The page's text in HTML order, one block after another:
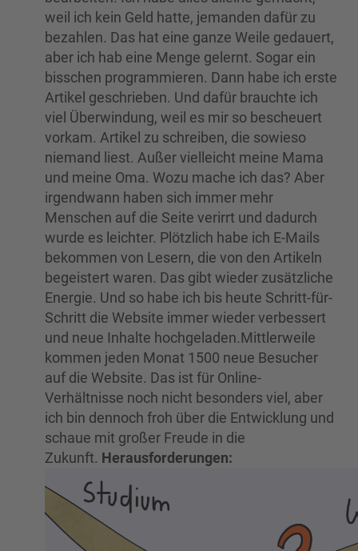
weil ich kein Geld hatte, jemanden dafür zu
bezahlen. Das hat eine ganze Weile gedauert,
aber ich hab eine Menge gelernt. Sogar ein
bisschen programmieren. Dann habe ich erste
Artikel geschrieben. Und dafür brauchte ich
viel Überwindung, weil es mir so bescheuert
vorkam. Artikel zu schreiben, die sowieso
niemand liest. Außer vielleicht meine Mama
und meine Oma. Wozu mache ich das? Aber
irgendwann haben sich immer mehr
Menschen auf die Seite verirrt und dadurch
wurde es leichter. Plötzlich habe ich E-Mails
bekommen von Lesern, die von den Artikeln
begeistert waren. Das gibt wieder zusätzliche
Energie. Und so habe ich bis heute Schritt-für-
Schritt die Website immer wieder verbessert
und neue Inhalte hochgeladen.Mittlerweile
kommen jeden Monat 1500 neue Besucher
auf die Website. Das ist für Online-
Verhältnisse noch nicht besonders viel, aber
ich bin dennoch froh über die Entwicklung und
schaue mit großer Freude in die
Zukunft. Herausforderungen: